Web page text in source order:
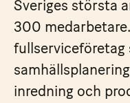
Sveriges största
300
fullserviceföretag
inredning och